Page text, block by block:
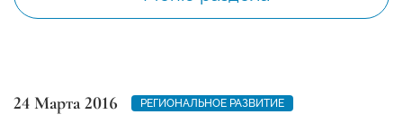
24 Марта 2016 РЕГИОНАЛЬНОЕ РАЗВИТИЕ